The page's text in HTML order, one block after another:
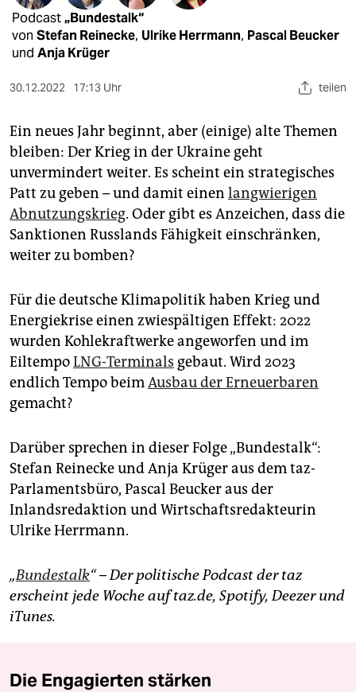
genossenschaft
epaper login
Podcast„Bundestalk“
von Stefan Reinecke, Ulrike Herrmann, Pascal Beucker
und Anja Krüger
30.12.2022 17:13 Uhr teilen
Ein neues Jahr beginnt, aber (einige) alte Themen
bleiben: Der Krieg in der Ukraine geht
unvermindert weiter. Es scheint ein strategisches
Patt zu geben – und damit einen langwierigen
Abnutzungskrieg. Oder gibt es Anzeichen, dass die
Sanktionen Russlands Fähigkeit einschränken,
weiter zu bomben?
Für die deutsche Klimapolitik haben Krieg und
Energiekrise einen zwiespältigen Effekt: 2022
wurden Kohlekraftwerke angeworfen und im
EiltempoLNG-Terminals gebaut. Wird 2023
endlich Tempo beimAusbau der Erneuerbaren
gemacht?
Darüber sprechen in dieser Folge „Bundestalk“:
Stefan Reinecke und Anja Krüger aus dem taz-
Parlamentsbüro, Pascal Beucker aus der
Inlandsredaktion und Wirtschaftsredakteurin
Ulrike Herrmann.
„Bundestalk“ – Der politische Podcast der taz
erscheint jede Woche auf taz.de, Spotify, Deezer und
iTunes.
Die Engagierten stärken